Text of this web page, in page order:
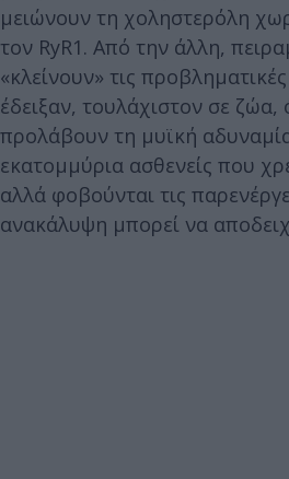
μειώνουν τη χοληστερόλη
τον RyR1. Από την άλλη,
«κλείνουν» τις
έδειξαν, τουλάχιστον σε
προλάβουν τη μυϊκή
εκατομμύρια ασθενείς που
αλλά φοβούνται τις
ανακάλυψη μπορεί να